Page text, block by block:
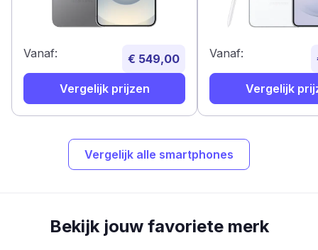
Vanaf: € 549,00
Vergelijk prijzen
Vanaf:
Vergelijk
Vergelijk alle smartphones
Bekijk jouw favoriete merk